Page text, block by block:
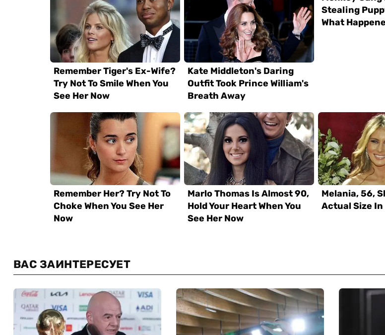
ВАС ЗАИНТЕРЕСУЕТ